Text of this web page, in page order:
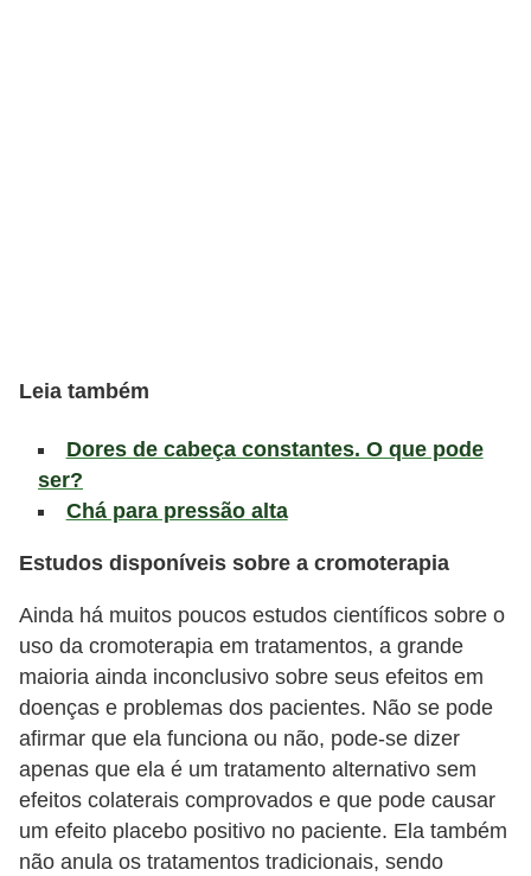
Leia também
Dores de cabeça constantes. O que pode
ser?
Chá para pressão alta
Estudos disponíveis sobre a cromoterapia
Ainda há muitos poucos estudos científicos sobre o
uso da cromoterapia em tratamentos, a grande
maioria ainda inconclusivo sobre seus efeitos em
doenças e problemas dos pacientes. Não se pode
afirmar que ela funciona ou não, pode-se dizer
apenas que ela é um tratamento alternativo sem
efeitos colaterais comprovados e que pode causar
um efeito placebo positivo no paciente. Ela também
não anula os tratamentos tradicionais, sendo
d
a
d
e
P
l
a
t
a
s